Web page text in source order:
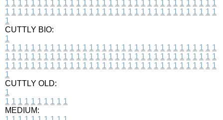
1 1 1 1 1 1 1 1 1 1 1 1 1 1 1 1 1 1 1 1 1 1 1 1 1 1 1 1 1 1 1 1 1
1 1 1 1 1 1 1 1 1 1 1 1 1 1 1 1 1 1 1 1 1 1 1 1 1 1 1 1 1 1 1 1 1
1
CUTTLY BIO:
1
1 1 1 1 1 1 1 1 1 1 1 1 1 1 1 1 1 1 1 1 1 1 1 1 1 1 1 1 1 1 1 1 1
1 1 1 1 1 1 1 1 1 1 1 1 1 1 1 1 1 1 1 1 1 1 1 1 1 1 1 1 1 1 1 1 1
1 1 1 1 1 1 1 1 1 1 1 1 1 1 1 1 1 1 1 1 1 1 1 1 1 1 1 1 1 1 1 1 1
1
CUTTLY OLD:
1
1 1 1 1 1 1 1 1 1 1
MEDIUM: